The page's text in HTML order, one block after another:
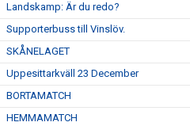
Landskamp: Är du redo?
Supporterbuss till Vinslöv.
SKÅNELAGET
Uppesittarkväll 23 December
BORTAMATCH
HEMMAMATCH